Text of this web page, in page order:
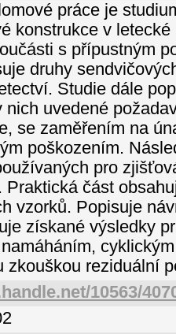
práce je
konstrukce v
s přípustným
druhy
Studie dále
nich uvedené
se zaměřením na
poškozením.
pro
Praktická část
vzorků. Popisuje
získané výsledky
zkouškou reziduální
10563/